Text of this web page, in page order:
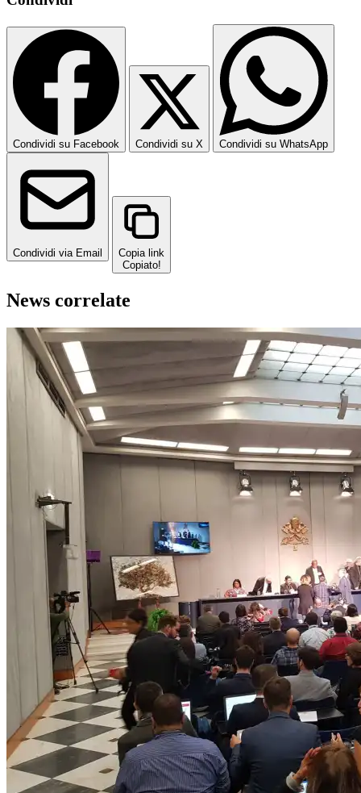
Condividi su Facebook Condividi su X Condividi su WhatsApp
Condividi via Email
Copia link
Copiato!
News correlate